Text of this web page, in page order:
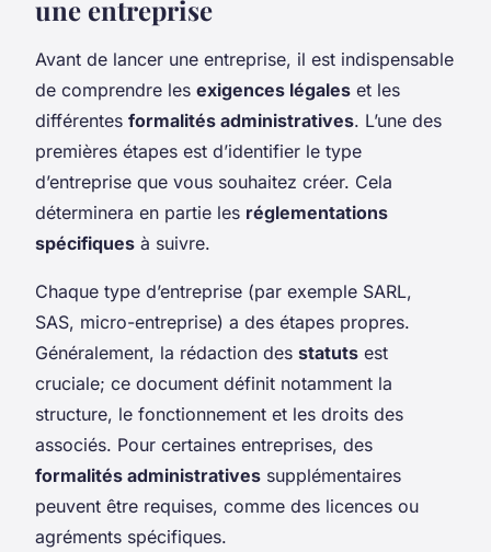
une entreprise
Avant de lancer une entreprise, il est indispensable
de comprendre les exigences légales et les
différentes formalités administratives. L’une des
premières étapes est d’identifier le type
d’entreprise que vous souhaitez créer. Cela
déterminera en partie les réglementations
spécifiques à suivre.
Chaque type d’entreprise (par exemple SARL,
SAS, micro-entreprise) a des étapes propres.
Généralement, la rédaction des statuts est
cruciale; ce document définit notamment la
structure, le fonctionnement et les droits des
associés. Pour certaines entreprises, des
formalités administratives supplémentaires
peuvent être requises, comme des licences ou
agréments spécifiques.